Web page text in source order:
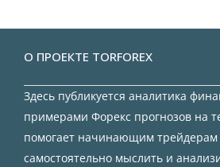
О ПРОЕКТЕ TORFOREX
Здесь публикуется аналитика
примерами Форекс прогнозов на
помогает начинающим трейдерам
самостоятельно мыслить и